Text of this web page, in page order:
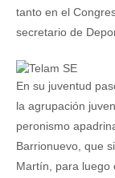
tanto en el
secretario de
En su juventud
la agrupación
peronismo
Barrionuevo, que
Martín, para luego